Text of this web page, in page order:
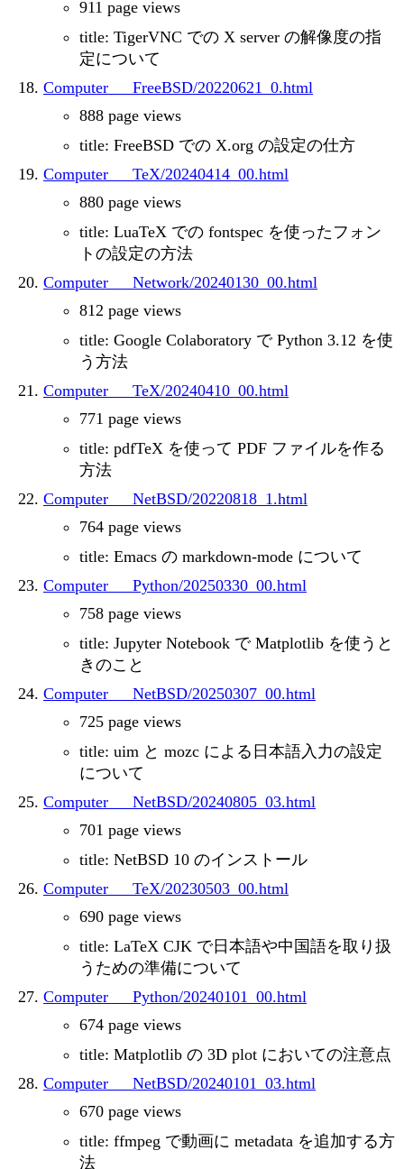
911 page views
title: TigerVNC での X server の解像度の指
定について
Computer___FreeBSD/20220621_0.html
888 page views
title: FreeBSD での X.org の設定の仕方
Computer___TeX/20240414_00.html
880 page views
title: LuaTeX での fontspec を使ったフォン
トの設定の方法
Computer___Network/20240130_00.html
812 page views
title: Google Colaboratory で Python 3.12 を使
う方法
Computer___TeX/20240410_00.html
771 page views
title: pdfTeX を使って PDF ファイルを作る
方法
Computer___NetBSD/20220818_1.html
764 page views
title: Emacs の markdown-mode について
Computer___Python/20250330_00.html
758 page views
title: Jupyter Notebook で Matplotlib を使うと
きのこと
Computer___NetBSD/20250307_00.html
725 page views
title: uim と mozc による日本語入力の設定
について
Computer___NetBSD/20240805_03.html
701 page views
title: NetBSD 10 のインストール
Computer___TeX/20230503_00.html
690 page views
title: LaTeX CJK で日本語や中国語を取り扱
うための準備について
Computer___Python/20240101_00.html
674 page views
title: Matplotlib の 3D plot においての注意点
Computer___NetBSD/20240101_03.html
670 page views
title: ffmpeg で動画に metadata を追加する方
法